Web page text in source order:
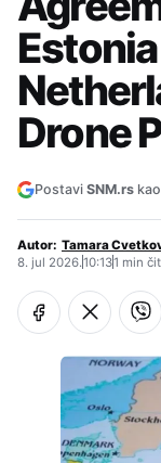
Drone
Postavi SNM.rs
Autor: Tamara
8. jul 2026.10:131 min